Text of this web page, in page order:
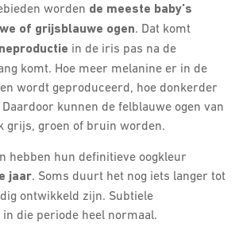
worden de meeste baby’s
of grijsblauwe ogen. Dat komt
in de iris pas na de
komt. Hoe meer melanine er in de
wordt geproduceerd, hoe donkerder
kunnen de felblauwe ogen van
grijs, groen of bruin worden.
hebben hun definitieve oogkleur
jaar. Soms duurt het nog iets langer tot
ontwikkeld zijn. Subtiele
die periode heel normaal.